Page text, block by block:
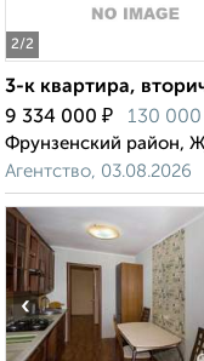
2/2
3-к квартира,
9 334 000 ₽ 130 000
Фрунзенский район,
Агентство, 03.08.2026
‹